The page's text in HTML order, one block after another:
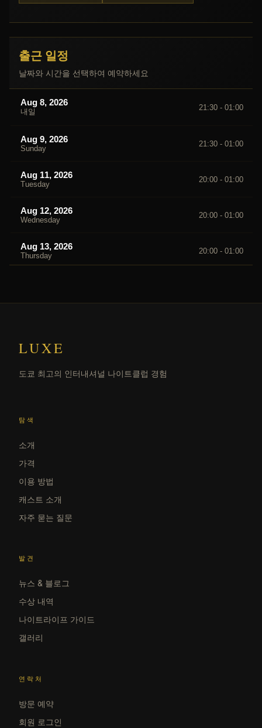
출근 일정
날짜와 시간을 선택하여 예약하세요
Aug 8, 2026
내일 21:30 - 01:00
Aug 9, 2026
Sunday
21:30 - 01:00
Aug 11, 2026
Tuesday
20:00 - 01:00
Aug 12, 2026
Wednesday
20:00 - 01:00
Aug 13, 2026
Thursday
20:00 - 01:00
Aug 16, 2026
LUXE
도쿄 최고의 인터내셔널 나이트클럽 경험
탐색
소개
가격
이용 방법
캐스트 소개
자주 묻는 질문
발견
뉴스 & 블로그
수상 내역
나이트라이프 가이드
갤러리
연락처
방문 예약
회원 로그인